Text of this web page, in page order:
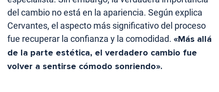
del cambio no está en la apariencia. Según explica
Cervantes, el aspecto más significativo del proceso
fue recuperar la confianza y la comodidad. «Más allá
de la parte estética, el verdadero cambio fue
volver a sentirse cómodo sonriendo».